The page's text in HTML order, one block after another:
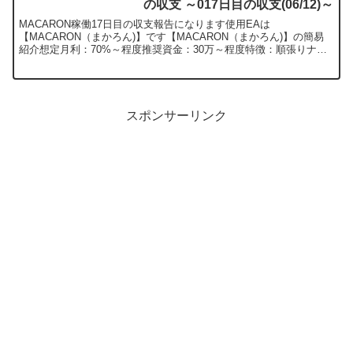
の収支 ～017日目の収支(06/12)～
MACARON稼働17日目の収支報告になります使用EAは
【MACARON（まかろん)】です【MACARON（まかろん)】の簡易
紹介想定月利：70%～程度推奨資金：30万～程度特徴：順張りナン
スポンサーリンク